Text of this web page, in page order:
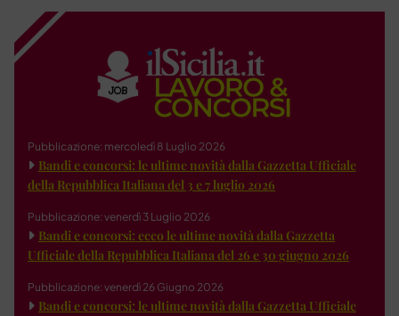
Pubblicazione: mercoledì 8 Luglio 2026
Bandi e concorsi: le ultime novità dalla Gazzetta Ufficiale
della Repubblica Italiana del 3 e 7 luglio 2026
Pubblicazione: venerdì 3 Luglio 2026
Bandi e concorsi: ecco le ultime novità dalla Gazzetta
Ufficiale della Repubblica Italiana del 26 e 30 giugno 2026
Pubblicazione: venerdì 26 Giugno 2026
Bandi e concorsi: le ultime novità dalla Gazzetta Ufficiale